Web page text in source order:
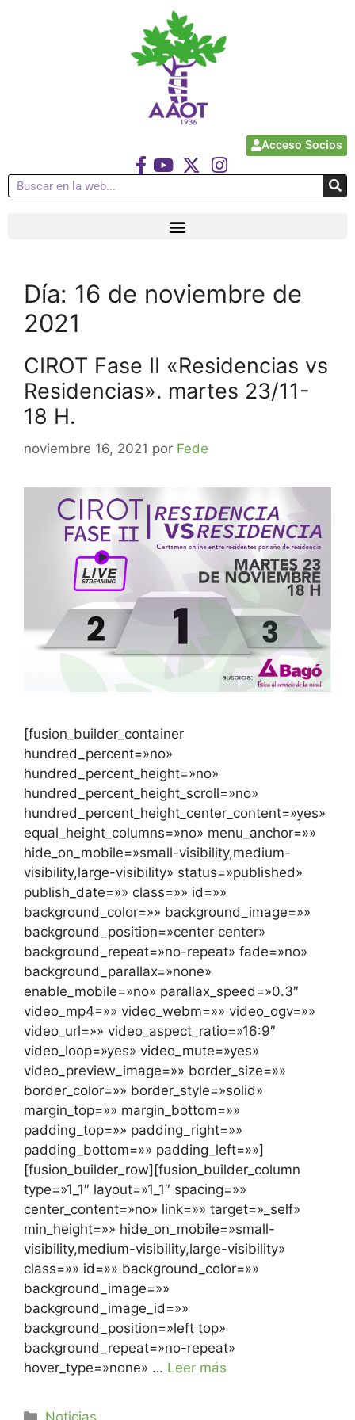
Acceso Socios
Día: 16 de noviembre de
2021
CIROT Fase II «Residencias vs
Residencias». martes 23/11-
18 H.
noviembre 16, 2021 por Fede
[fusion_builder_container
hundred_percent=»no»
hundred_percent_height=»no»
hundred_percent_height_scroll=»no»
hundred_percent_height_center_content=»yes»
equal_height_columns=»no» menu_anchor=»»
hide_on_mobile=»small-visibility,medium-
visibility,large-visibility» status=»published»
publish_date=»» class=»» id=»»
background_color=»» background_image=»»
background_position=»center center»
background_repeat=»no-repeat» fade=»no»
background_parallax=»none»
enable_mobile=»no» parallax_speed=»0.3″
video_mp4=»» video_webm=»» video_ogv=»»
video_url=»» video_aspect_ratio=»16:9″
video_loop=»yes» video_mute=»yes»
video_preview_image=»» border_size=»»
border_color=»» border_style=»solid»
margin_top=»» margin_bottom=»»
padding_top=»» padding_right=»»
padding_bottom=»» padding_left=»»]
[fusion_builder_row][fusion_builder_column
type=»1_1″ layout=»1_1″ spacing=»»
center_content=»no» link=»» target=»_self»
min_height=»» hide_on_mobile=»small-
visibility,medium-visibility,large-visibility»
class=»» id=»» background_color=»»
background_image=»»
background_image_id=»»
background_position=»left top»
background_repeat=»no-repeat»
hover_type=»none» … Leer más